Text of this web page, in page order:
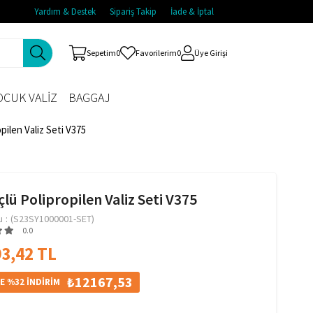
Yardım & Destek Sipariş Takip İade & İptal
Sepetim0 Favorilerim0 Üye Girişi
VALİZ BAGGAJ
Valiz Seti V375
Polipropilen Valiz Seti V375
(S23SY1000001-SET)
0.0
TL
%32 İNDİRİM ₺12167,53